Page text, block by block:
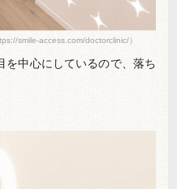
smile-access.com/doctorclinic/）
を中心にしているので、落ち